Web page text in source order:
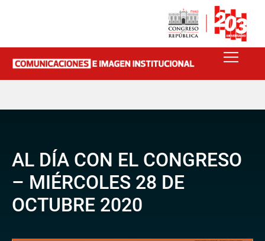
AL DÍA CON EL CONGRESO
– MIÉRCOLES 28 DE
OCTUBRE 2020